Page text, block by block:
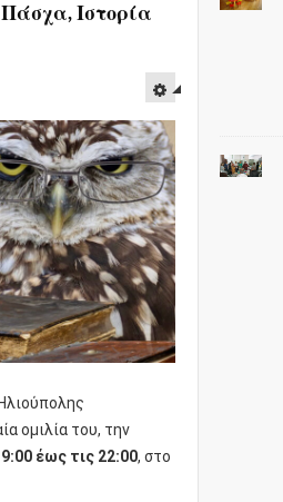
Ιστορία
ομιλία του, την
έως τις 22:00, στο